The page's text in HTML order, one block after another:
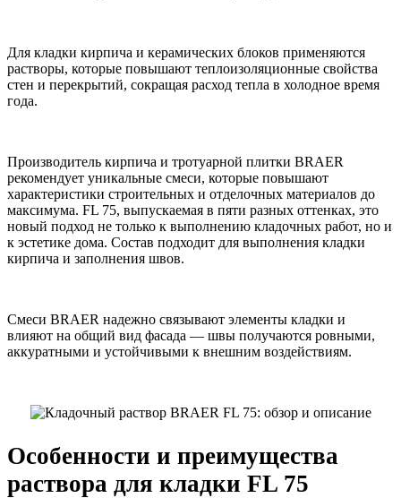
Для кладки кирпича и керамических блоков применяются
растворы, которые повышают теплоизоляционные свойства
стен и перекрытий, сокращая расход тепла в холодное время
года.
Производитель кирпича и тротуарной плитки BRAER
рекомендует уникальные смеси, которые повышают
характеристики строительных и отделочных материалов до
максимума. FL 75, выпускаемая в пяти разных оттенках, это
новый подход не только к выполнению кладочных работ, но и
к эстетике дома. Состав подходит для выполнения кладки
кирпича и заполнения швов.
Смеси BRAER надежно связывают элементы кладки и
влияют на общий вид фасада — швы получаются ровными,
аккуратными и устойчивыми к внешним воздействиям.
Особенности и преимущества
раствора для кладки FL 75